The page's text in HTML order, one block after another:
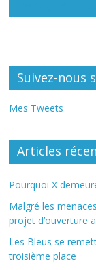
Suivez-nous
Mes Tweets
Articles
Pourquoi X
Malgré les
projet d’ouverture
Les Bleus se
troisième place